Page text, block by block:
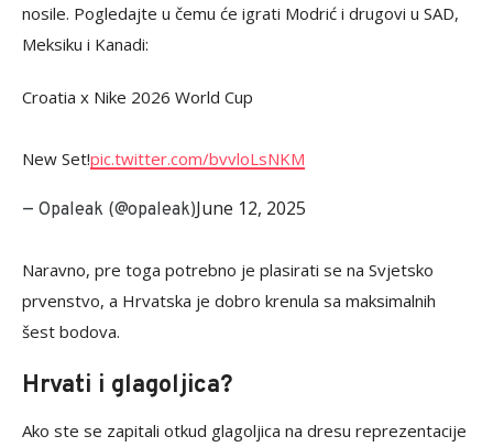
nosile. Pogledajte u čemu će igrati Modrić i drugovi u SAD,
Meksiku i Kanadi:
Croatia x Nike 2026 World Cup
New Set!pic.twitter.com/bvvloLsNKM
— Opaleak (@opaleak)June 12, 2025
Naravno, pre toga potrebno je plasirati se na Svjetsko
prvenstvo, a Hrvatska je dobro krenula sa maksimalnih
šest bodova.
Hrvati i glagoljica?
Ako ste se zapitali otkud glagoljica na dresu reprezentacije